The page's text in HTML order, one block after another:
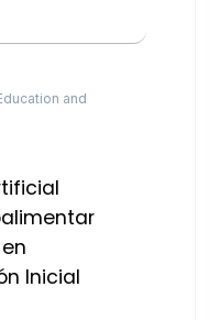
and
Inicial